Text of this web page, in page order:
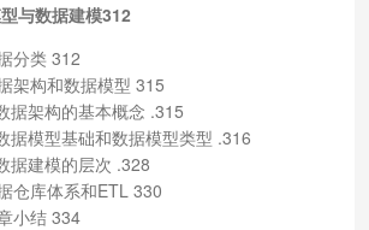
与数据建模312
分类 312
构和数据模型 315
架构的基本概念 .315
模型基础和数据模型类型 .316
建模的层次 .328
库体系和ETL 330
小结 334